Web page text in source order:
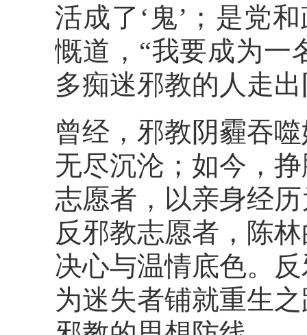
活成了‘鬼’；是党
慨道，“我要成为一
多痴迷邪教的人走
曾经，邪教阴霾吞
无尽沉沦；如今，
志愿者，以亲身经
反邪教志愿者，陈
决心与温情底色。
为迷失者铺就重生